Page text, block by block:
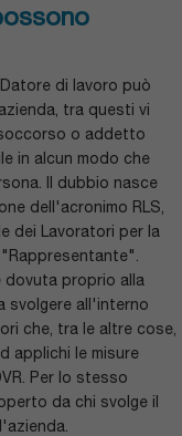
Datore di lavoro può
tra questi vi
o addetto
in alcun modo che
Il dubbio nasce
dell'acronimo RLS,
dei Lavoratori per la
dovuta proprio alla
svolgere all'interno
che, tra le altre cose,
applichi le misure
Per lo stesso
da chi svolge il